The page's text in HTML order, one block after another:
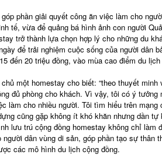
phần giải quyết công ăn việc làm cho
tế, vừa để quảng bá hình ảnh con người
trở thành lựa chọn hợp lý cho những du
để trải nghiệm cuộc sống của người dân
đến 20 triệu đồng, vào mùa cao điểm du
một homestay cho biết: “theo thuyết
đủ phòng cho khách. Vì vậy, tôi có ý
làm cho nhiều người. Tôi tìm hiểu trên
cũng gặp không ít khó khăn nhưng dần tự
lưu trú cộng đồng homestay không chỉ làm
dân vùng di sản, góp phần tạo sự thân
các mô hình du lịch cộng đồng.